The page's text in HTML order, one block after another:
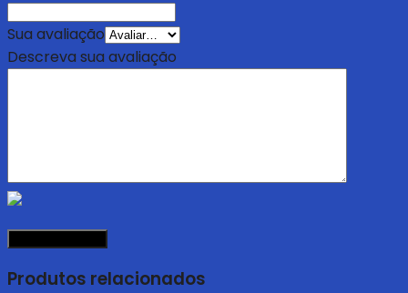
Sua avaliação
Descreva sua avaliação
Produtos relacionados